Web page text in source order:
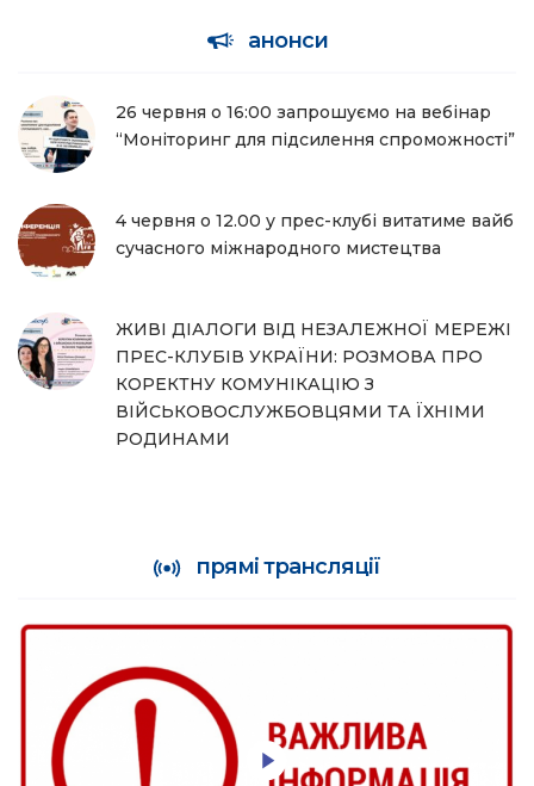
анонси
26 червня о 16:00 запрошуємо на вебінар
“Моніторинг для підсилення спроможності”
4 червня о 12.00 у прес-клубі витатиме вайб
сучасного міжнародного мистецтва
ЖИВІ ДІАЛОГИ ВІД НЕЗАЛЕЖНОЇ МЕРЕЖІ
ПРЕС-КЛУБІВ УКРАЇНИ: РОЗМОВА ПРО
КОРЕКТНУ КОМУНІКАЦІЮ З
ВІЙСЬКОВОСЛУЖБОВЦЯМИ ТА ЇХНІМИ
РОДИНАМИ
прямі трансляції